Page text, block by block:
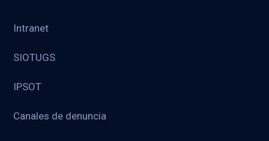
Intranet
SIOTUGS
IPSOT
Canales de denuncia